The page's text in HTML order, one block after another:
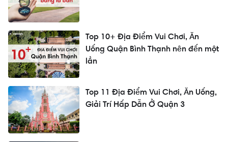
Top 10+ Địa Điểm Vui Chơi, Ăn
Uống Quận Bình Thạnh nên đến một
lần
Top 11 Địa Điểm Vui Chơi, Ăn Uống,
Giải Trí Hấp Dẫn Ở Quận 3